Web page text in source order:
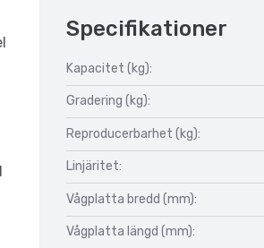
Specifikationer
Kapacitet (kg):
Gradering (kg):
Reproducerbarhet (kg):
Linjäritet:
Vågplatta bredd (mm):
Vågplatta längd (mm):